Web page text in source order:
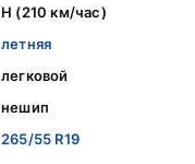
H (210 км/час)
летняя
легковой
нешип
265/55 R19